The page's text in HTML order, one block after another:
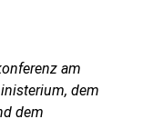
am
dem
dem